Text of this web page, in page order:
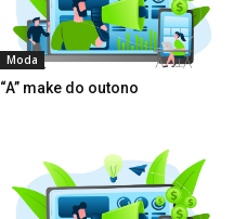
Moda
“A” make do outono